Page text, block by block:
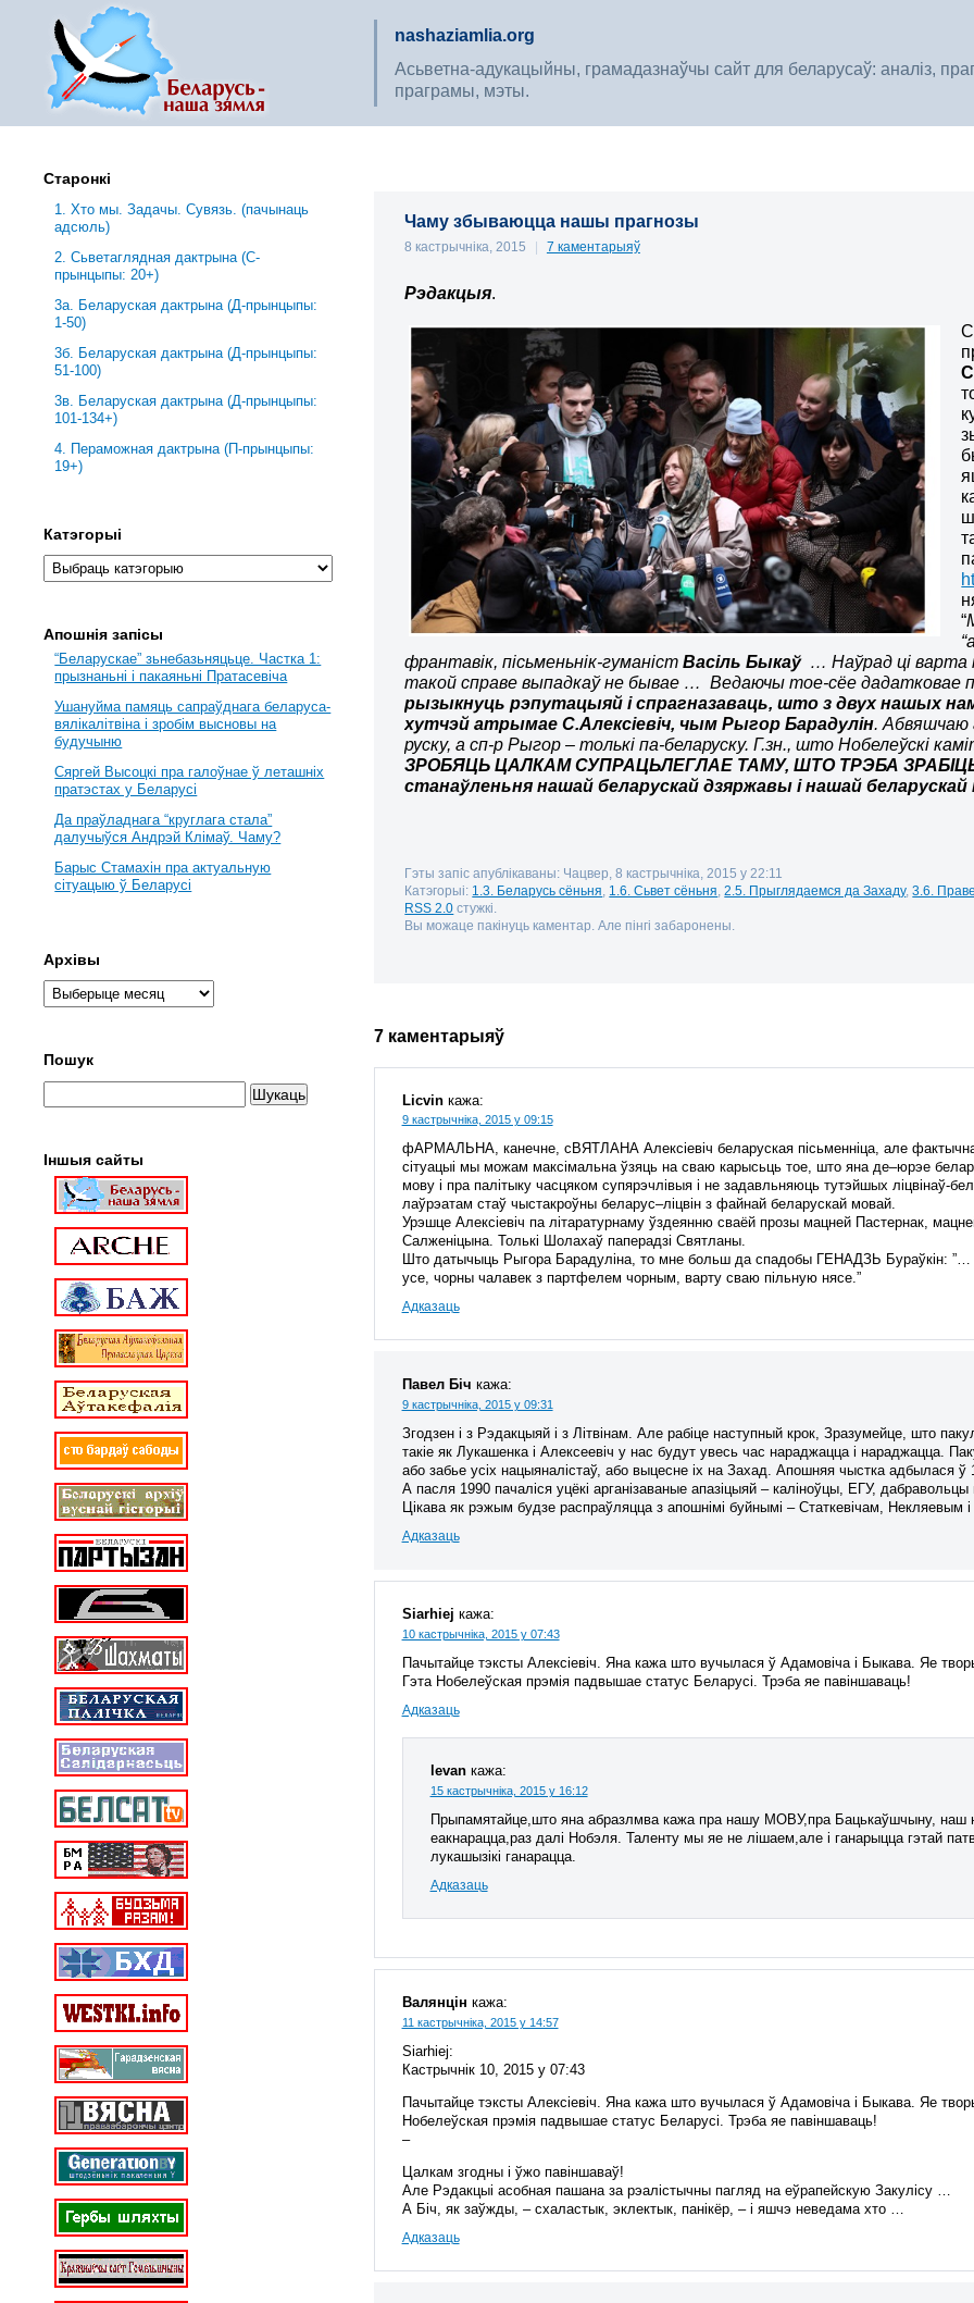
nashaziamlia.org
Асьветна-адукацыйны, грамадазнаўчы сайт для беларусаў: аналіз,
праграмы, мэты.
Чаму збываюцца нашы прагнозы
8 кастрычніка, 2015 | 7 каментарыяў
Рэдакцыя.
“
франтавік, пісьменьнік-гуманістВасіль Быкаў… Наўрад ці варта
такой справе выпадкаў не бывае … Ведаючы тое-сёе дадатковае
рызыкнуць рэпутацыяй і спрагназаваць, што з двух нашых
хутчэй атрымае С.Алексіевіч, чым Рыгор Барадулін. Абвяшчаю
руску, а сп-р Рыгор – толькі па-беларуску. Г.зн., што Нобелеўскі
ЗРОБЯЦЬ ЦАЛКАМ СУПРАЦЬЛЕГЛАЕ ТАМУ, ШТО ТРЭБА ЗРАБІЦЬ
станаўленьня нашай беларускай дзяржавы і нашай беларускай
Гэты запіс апублікаваны: Чацвер, 8 кастрычніка, 2015 у 22:11
Катэгорыі: 1.3. Беларусь сёньня 1.6. Сьвет сёньня ,2.5. Прыглядаемся да Захаду,3.6.
RSS 2.0 стужкі.
Вы можаце пакінуць каментар. Але пінгі забаронены.
7 каментарыяў
Licvin кажа:
9 кастрычніка, 2015 у 09:15
фАРМАЛЬНА, канечне, сВЯТЛАНА Алексіевіч беларуская пісьменніца, але фактычна
сітуацыі мы можам максімальна ўзяць на сваю карысьць тое, што яна де–юрэе
мову і пра палітыку часцяком супярэчлівыя і не задавльняюць тутэйшых ліцвінаў-
лаўрэатам стаў чыстакроўны беларус–ліцвін з файнай беларускай мовай.
Урэшце Алексіевіч па літаратурнаму ўздеянню сваёй прозы мацней Пастернак,
Салженіцына. Толькі Шолахаў паперадзі Святланы.
Што датычыць Рыгора Барадуліна, то мне больш да спадобы ГЕНАДЗЬ Бураўкін: ”…
усе, чорны чалавек з партфелем чорным, варту сваю пільную нясе.”
Адказаць
Павел Біч кажа:
9 кастрычніка, 2015 у 09:31
Згодзен і з Рэдакцыяй і з Літвінам. Але рабіце наступный крок, Зразумейце, што
такіе як Лукашенка і Алексеевіч у нас будут увесь час нараджацца і нараджацца.
або забье усіх нацыяналістаў, або выцесне іх на Захад. Апошняя чыстка адбылася
А пасля 1990 пачаліся уцёкі арганізаваные апазіцыяй – каліноўцы, ЕГУ,
Цікава як рэжым будзе распраўляцца з апошнімі буйнымі – Статкевічам, Некляевым
Адказаць
Siarhiej кажа:
10 кастрычніка, 2015 у 07:43
Пачытайце тэксты Алексіевіч. Яна кажа што вучылася ў Адамовіча і Быкава. Яе
Гэта Нобелеўская прэмія падвышае статус Беларусі. Трэба яе павіншаваць!
Адказаць
levan кажа:
15 кастрычніка, 2015 у 16:12
Прыпамятайце,што яна абразлмва кажа пра нашу МОВУ,пра Бацькаўшчыну, наш
еакнарацца,раз далі Нобэля. Таленту мы яе не лішаем,але і ганарыцца гэтай
лукашызікі ганарацца.
Адказаць
Валянцін кажа:
11 кастрычніка, 2015 у 14:57
Siarhiej:
Кастрычнік 10, 2015 у 07:43
Пачытайце тэксты Алексіевіч. Яна кажа што вучылася ў Адамовіча і Быкава. Яе
Нобелеўская прэмія падвышае статус Беларусі. Трэба яе павіншаваць!
–
Цалкам згодны і ўжо павіншаваў!
Але Рэдакцыі асобная пашана за рэалістычны пагляд на еўрапейскую Закулісу …
А Біч, як заўжды, – схаластык, эклектык, панікёр, – і яшчэ неведама хто …
Адказаць
Старонкі
1. Хто мы. Задачы. Сувязь. (пачынаць
адсюль)
2. Сьветаглядная дактрына (С-
прынцыпы: 20+)
3a. Беларуская дактрына (Д-прынцыпы:
1-50)
3б. Беларуская дактрына (Д-прынцыпы:
51-100)
3в. Беларуская дактрына (Д-прынцыпы:
101-134+)
4. Пераможная дактрына (П-прынцыпы:
19+)
Катэгорыі
Апошнія запісы
“Беларускае” зьнебазьняцьце. Частка 1:
прызнаньні і пакаяньні Пратасевіча
Ушануйма памяць сапраўднага беларуса-
вялікалітвіна і зробім высновы на
будучыню
Сяргей Высоцкі пра галоўнае ў леташніх
пратэстах у Беларусі
Да праўладнага “круглага стала”
далучыўся Андрэй Клімаў. Чаму?
Барыс Стамахін пра актуальную
сітуацыю ў Беларусі
Архівы
Пошук
Іншыя сайты